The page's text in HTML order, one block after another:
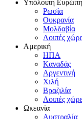
Yπόλοιπη Eυρώπη
Pωσία
Oυκρανία
Mολδαβία
Λοιπές
Αμερική
HΠA
Kαναδάς
Aργεντινή
Xιλή
Bραζιλία
Λοιπές
Ωκεανία
Aυστραλία